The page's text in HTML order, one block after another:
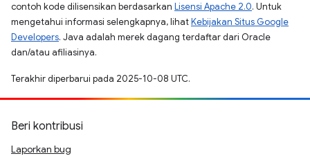
contoh kode dilisensikan berdasarkan Lisensi Apache 2.0. Untuk
mengetahui informasi selengkapnya, lihatKebijakan Situs Google
Developers. Java adalah merek dagang terdaftar dari Oracle
dan/atau afiliasinya.
Terakhir diperbarui pada 2025-10-08 UTC.
Beri kontribusi
Laporkan bug